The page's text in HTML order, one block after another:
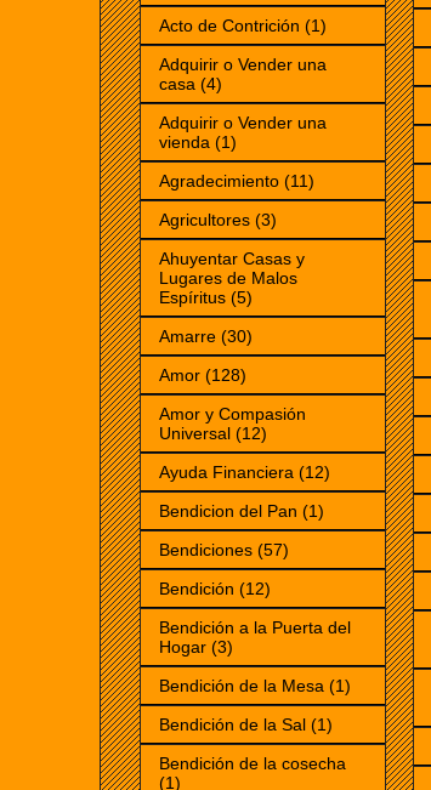
Acto de Contrición (1)
Adquirir o Vender una
casa (4)
Adquirir o Vender una
vienda (1)
Agradecimiento (11)
Agricultores (3)
Ahuyentar Casas y
Lugares de Malos
Espíritus (5)
Amarre (30)
Amor (128)
Amor y Compasión
Universal (12)
Ayuda Financiera (12)
Bendicion del Pan (1)
Bendiciones (57)
Bendición (12)
Bendición a la Puerta del
Hogar (3)
Bendición de la Mesa (1)
Bendición de la Sal (1)
Bendición de la cosecha
(1)